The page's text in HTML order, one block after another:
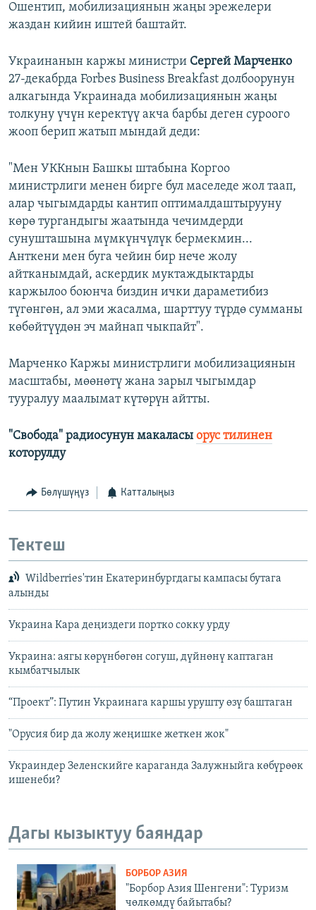
Ошентип, мобилизациянын жаңы эрежелери
жаздан кийин иштей баштайт.
Украинанын каржы министри Сергей Марченко
27-декабрда Forbes Business Breakfast долбоорунун
алкагында Украинада мобилизациянын жаңы
толкуну үчүн керектүү акча барбы деген суроого
жооп берип жатып мындай деди:
"Мен УККнын Башкы штабына Коргоо
министрлиги менен бирге бул маселеде жол таап,
алар чыгымдарды кантип оптималдаштырууну
көрө тургандыгы жаатында чечимдерди
сунушташына мүмкүнчүлүк бермекмин...
Анткени мен буга чейин бир нече жолу
айтканымдай, аскердик муктаждыктарды
каржылоо боюнча биздин ички дараметибиз
түгөнгөн, ал эми жасалма, шарттуу түрдө сумманы
көбөйтүүдөн эч майнап чыкпайт".
Марченко Каржы министрлиги мобилизациянын
масштабы, мөөнөтү жана зарыл чыгымдар
тууралуу маалымат күтөрүн айтты.
"Свобода" радиосунун макаласы орус тилинен
которулду
Бөлүшүңүз Катталыңыз
Тектеш
Wildberries'тин Екатеринбургдагы кампасы бутага
алынды
Украина Кара деңиздеги портко сокку урду
Украина: аягы көрүнбөгөн согуш, дүйнөнү каптаган
кымбатчылык
“Проект”: Путин Украинага каршы урушту өзү баштаган
"Орусия бир да жолу жеңишке жеткен жок"
Украиндер Зеленскийге караганда Залужныйга көбүрөөк
ишенеби?
Дагы кызыктуу баяндар
БОРБОР АЗИЯ
"Борбор Азия Шенгени": Туризм
чөлкөмдү байытабы?